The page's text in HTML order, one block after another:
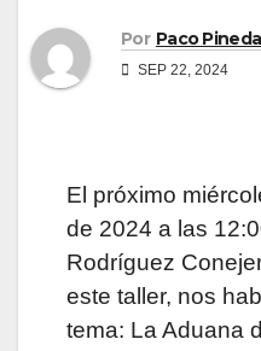
Por Paco Pineda
SEP 22, 2024
El próximo
de 2024 a las
Rodríguez
este taller, nos
tema: La Aduana